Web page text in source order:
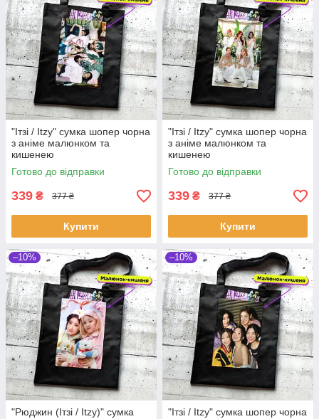
"Ітзі / Itzy" сумка шопер чорна
з аніме малюнком та
кишенею
Готово до відправки
339 ₴ 377 ₴
Купити
"Ітзі / Itzy" сумка шопер чорна
з аніме малюнком та
кишенею
Готово до відправки
339 ₴ 377 ₴
Купити
–10%
"Рюджин (Ітзі / Itzy)" сумка
–10%
"Ітзі / Itzy" сумка шопер чорна